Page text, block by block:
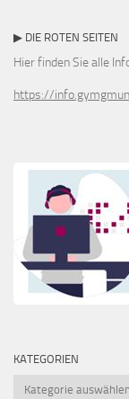
▶ DIE ROTEN SEITEN
Hier finden Sie alle
https://
KATEGORIEN
Kategorien